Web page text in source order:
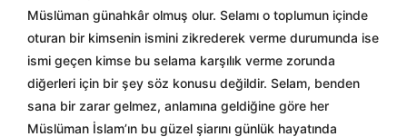
Müslüman günahkâr olmuş olur. Selamı o toplumun içinde
oturan bir kimsenin ismini zikrederek verme durumunda ise
ismi geçen kimse bu selama karşılık verme zorunda
diğerleri için bir şey söz konusu değildir. Selam, benden
sana bir zarar gelmez, anlamına geldiğine göre her
Müslüman İslam’ın bu güzel şiarını günlük hayatında